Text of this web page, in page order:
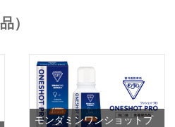
）
モンダミンワンショットプ